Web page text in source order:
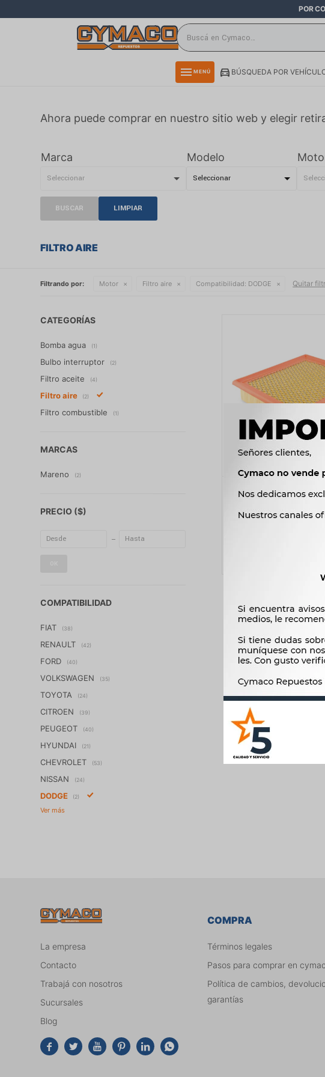
POR
menu MENÚ BÚSQUEDA POR
Ahora puede comprar en nuestro sitio web y elegir
Marca Modelo
BUSCAR LIMPIAR
FILTRO AIRE
Filtrando por: Motor Filtro aire Compatibilidad: DODGE Quitar
FILTRO AIRE - DODGE
LX.4366 C24032
MARENO
CATEGORÍAS
Bomba agua (1)
Bulbo interruptor (2)
Filtro aceite (4)
Filtro aire (2)
Filtro combustible (1)
MARCAS
Mareno (2)
PRECIO ($)
COMPATIBILIDAD
FIAT (38)
RENAULT (42)
FORD (40)
VOLKSWAGEN (35)
TOYOTA (24)
CITROEN (39)
PEUGEOT (40)
HYUNDAI (21)
CHEVROLET (53)
NISSAN (24)
DODGE (2)
La empresa
Contacto
Trabajá con nosotros
Sucursales
Blog
     
COMPRA
Términos legales
Pasos para comprar en
Política de cambios,
garantías
close
directions_car
smartphone